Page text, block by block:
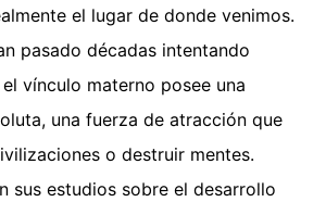
el lugar de donde venimos.
pasado décadas intentando
vínculo materno posee una
una fuerza de atracción que
o destruir mentes.
sus estudios sobre el desarrollo